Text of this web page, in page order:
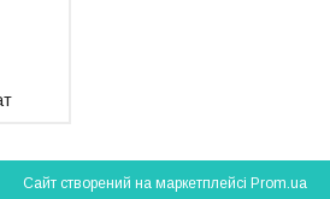
Сайт створений на маркетплейсі Prom.ua